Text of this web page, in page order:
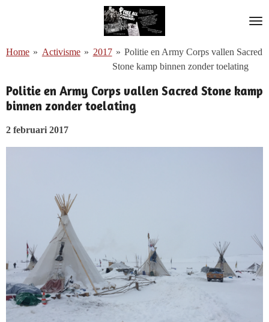
de
Home » Activisme » 2017 » Politie en Army Corps vallen Sacred
Stone kamp binnen zonder toelating
Politie en Army Corps vallen Sacred Stone kamp
binnen zonder toelating
2 februari 2017